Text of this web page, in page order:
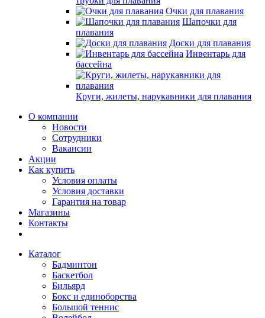
Очки для плавания
Шапочки для
плавания
Доски для плавания
Инвентарь для
бассейна
Круги, жилеты, нарукавники для плавания
О компании
Новости
Сотрудники
Вакансии
Акции
Как купить
Условия оплаты
Условия доставки
Гарантия на товар
Магазины
Контакты
Каталог
Бадминтон
Баскетбол
Бильярд
Бокс и единоборства
Большой теннис